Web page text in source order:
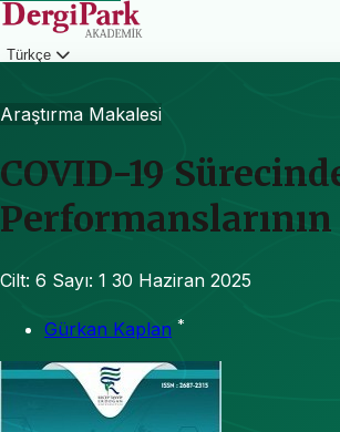
Türkçe
Araştırma Makalesi
COVID-19
Cilt: 6 Sayı: 1 30 Haziran 2025
Gürkan Kaplan *